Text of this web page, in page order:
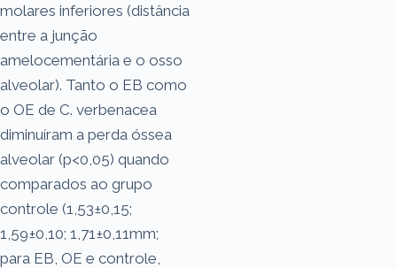
molares inferiores (distância
entre a junção
amelocementária e o osso
alveolar). Tanto o EB como
o OE de C. verbenacea
diminuíram a perda óssea
alveolar (p<0,05) quando
comparados ao grupo
controle (1,53±0,15;
1,59±0,10; 1,71±0,11mm;
para EB, OE e controle,